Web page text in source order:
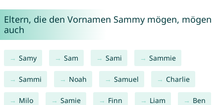
Eltern, die den Vornamen Sammy mögen, mögen
auch
Samy Sam Sami Sammie
Sammi Noah Samuel Charlie
Milo Samie Finn Liam Ben